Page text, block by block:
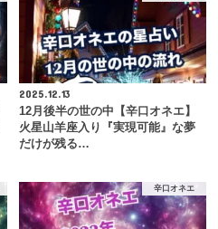
2025.12.13
12月後半の世の中【辛口オネエ】
火星山羊座入り『実現可能』な夢
だけが残る…
辛口オネエ